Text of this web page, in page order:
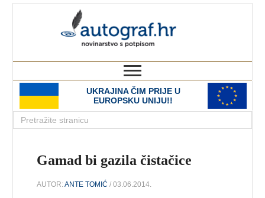
UKRAJINA ČIM PRIJE U
EUROPSKU UNIJU!!
Gamad bi gazila čistačice
AUTOR:ANTE TOMIĆ / 03.06.2014.